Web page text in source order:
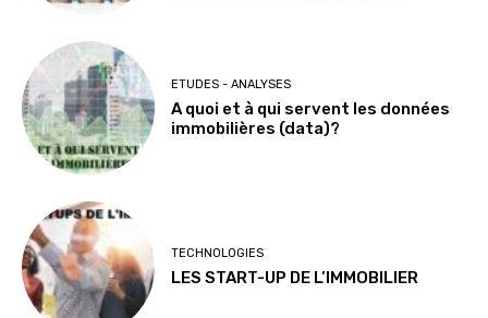
ETUDES - ANALYSES
A quoi et à qui servent les données
immobilières (data)?
TECHNOLOGIES
LES START-UP DE L’IMMOBILIER